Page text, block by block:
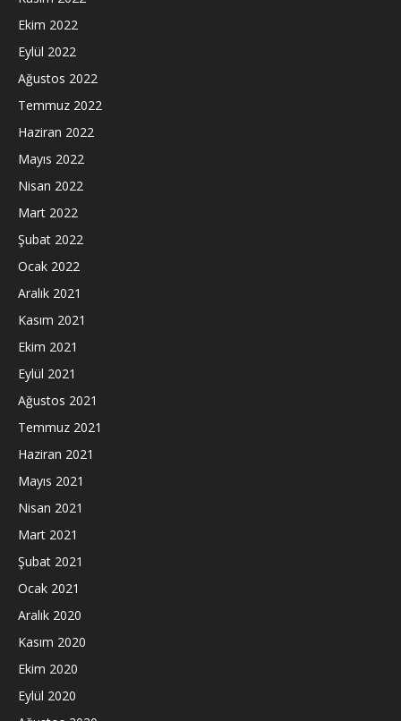
Ekim 2022
Eylül 2022
Ağustos 2022
Temmuz 2022
Haziran 2022
Mayıs 2022
Nisan 2022
Mart 2022
Şubat 2022
Ocak 2022
Aralık 2021
Kasım 2021
Ekim 2021
Eylül 2021
Ağustos 2021
Temmuz 2021
Haziran 2021
Mayıs 2021
Nisan 2021
Mart 2021
Şubat 2021
Ocak 2021
Aralık 2020
Kasım 2020
Ekim 2020
Eylül 2020